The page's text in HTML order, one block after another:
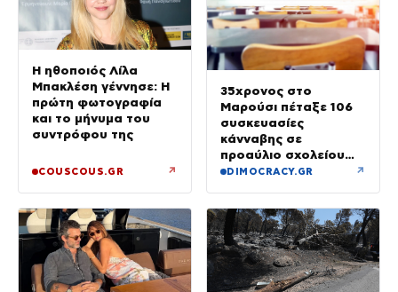
Η ηθοποιός Λίλα
Μπακλέση γέννησε: Η
πρώτη φωτογραφία
και το μήνυμα του
συντρόφου της
COUSCOUS.GR ↗
35χρονος στο
Μαρούσι πέταξε 106
συσκευασίες
κάνναβης σε
προαύλιο σχολείου
και έφυγε μόλις είδε
DIMOCRACY.GR ↗